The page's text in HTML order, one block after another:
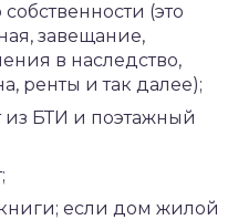
(это
завещание,
в наследство,
ренты и так далее);
из БТИ и поэтажный
если дом жилой